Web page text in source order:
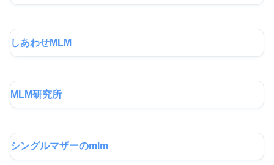
しあわせMLM
MLM研究所
シングルマザーのmlm